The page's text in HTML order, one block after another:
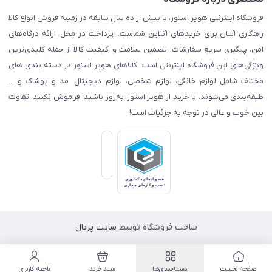
فروشگاه اینترنتی هویر استور، با بیش از ده سال سابقه در زمینه فروش انواع کالا
راهکاری آسان برای خریدهای آنلاین شماست. پرداخت در محل، ارائه درگاه‌های
امن، پیگیری سریع سفارشات، تضمین سلامت و کیفیت کالا از جمله کلیدی‌ترین
ویژگی‌های این فروشگاه اینترنتی است. کالاهای هویر استور در دسته بندی های
مختلف شامل لوازم خانگی، لوازم شخصی، لوازم دیجیتال، مد و پوشاک و ...
طبقه‌بندی می‌شوند. با خرید از هویر استور به‌روز باشید، فراموش نکنید، تفاوت
بین خوب و عالی در توجه به جزئیات است!
ساخت فروشگاه توسط سایت پرتال
صفحه نخست دسته‌بندی‌ها سبد خرید ناحیه کاربری